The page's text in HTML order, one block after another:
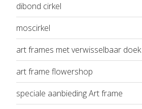
dibond cirkel
moscirkel
art frames met verwisselbaar doek
art frame flowershop
speciale aanbieding Art frame